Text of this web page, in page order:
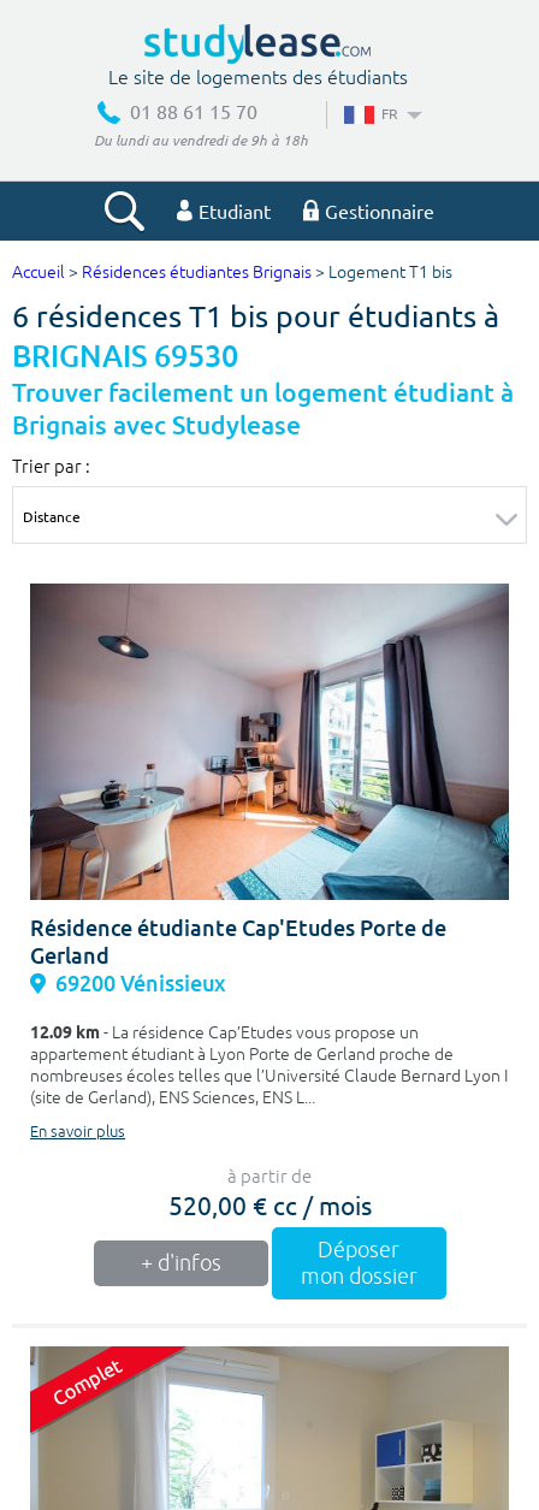
Le site de logements des étudiants
01 88 61 15 70
Du lundi au vendredi de 9h à 18h
FR
Etudiant Gestionnaire
Votre recherche
Ville, école
m²
Colocation
Votre date d'entrée
Chercher
Accueil > Résidences étudiantes Brignais > Logement T1 bis
6 résidences T1 bis pour étudiants à
BRIGNAIS 69530
Trouver facilement un logement étudiant à
Brignais avec Studylease
Trier par :
Résidence étudiante Cap'Etudes Porte de
Gerland
69200 Vénissieux
12.09 km- La résidence Cap’Etudes vous propose un
appartement étudiant à Lyon Porte de Gerland proche de
nombreuses écoles telles que l’Université Claude Bernard Lyon I
(site de Gerland), ENS Sciences, ENS L...
En savoir plus
à partir de
520,00 € cc / mois
+ d'infos
Déposer
mon dossier